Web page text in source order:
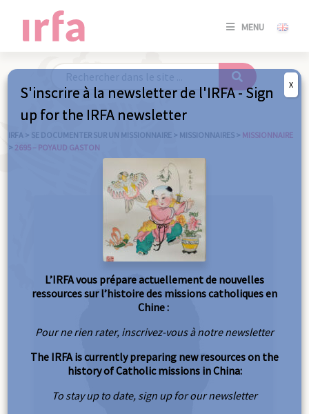
MENU
SE
/
IRFA > SE DOCUMENTER SUR UN MISSIONNAIRE > MISSIONNAIRES > MISSIONNAIRE
> 2695 – POYAUD GASTON
S'inscrire à la newsletter de l'IRFA - Sign
up for the IRFA newsletter
L’IRFA vous prépare actuellement de nouvelles
ressources sur l’histoire des missions catholiques en
Chine :
Pour ne rien rater, inscrivez-vous à notre newsletter
The IRFA is currently preparing new resources on the
history of Catholic missions in China:
To stay up to date, sign up for our newsletter
X